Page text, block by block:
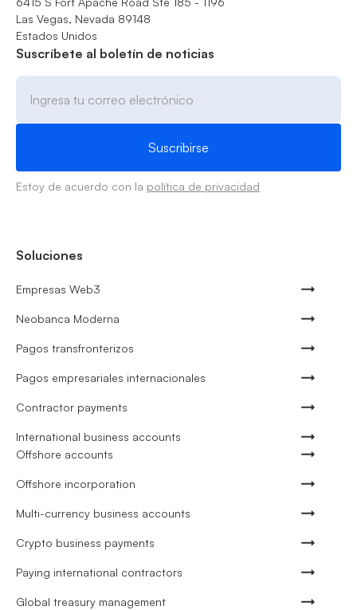
Las Vegas, Nevada 89148
Estados Unidos
Suscríbete al boletín de noticias
Estoy de acuerdo con la política de privacidad
Soluciones
Empresas Web3
Neobanca Moderna
Pagos transfronterizos
Pagos empresariales internacionales
Contractor payments
International business accounts
Offshore accounts
Offshore incorporation
Multi-currency business accounts
Crypto business payments
Paying international contractors
Global treasury management